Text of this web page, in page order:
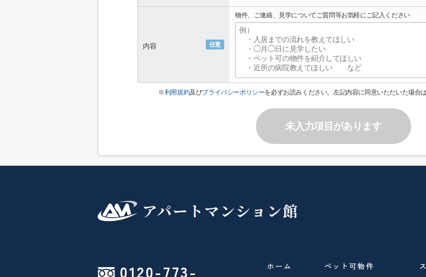
内容 任意
物件、ご連絡、見学についてご質問等お気軽にご記入ください
※利用規約及びプライバシーポリシーを必ずお読みください。左記内容に同意いただいた場合
未入力項目があります
0120-773- ホーム ペット可物件